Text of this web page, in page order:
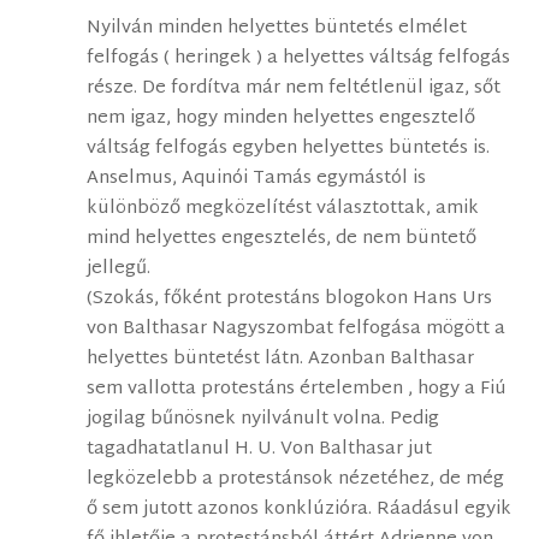
Nyilván minden helyettes büntetés elmélet
felfogás ( heringek ) a helyettes váltság felfogás
része. De fordítva már nem feltétlenül igaz, sőt
nem igaz, hogy minden helyettes engesztelő
váltság felfogás egyben helyettes büntetés is.
Anselmus, Aquinói Tamás egymástól is
különböző megközelítést választottak, amik
mind helyettes engesztelés, de nem büntető
jellegű.
(Szokás, főként protestáns blogokon Hans Urs
von Balthasar Nagyszombat felfogása mögött a
helyettes büntetést látn. Azonban Balthasar
sem vallotta protestáns értelemben , hogy a Fiú
jogilag bűnösnek nyilvánult volna. Pedig
tagadhatatlanul H. U. Von Balthasar jut
legközelebb a protestánsok nézetéhez, de még
ő sem jutott azonos konklúzióra. Ráadásul egyik